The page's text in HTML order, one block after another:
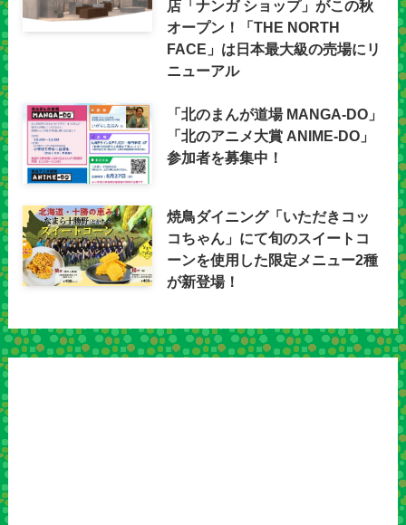
店「ナンガ ショップ」がこの秋
オープン！「THE NORTH
FACE」は日本最大級の売場にリ
ニューアル
「北のまんが道場 MANGA-DO」
「北のアニメ大賞 ANIME-DO」
参加者を募集中！
焼鳥ダイニング「いただきコッ
コちゃん」にて旬のスイートコ
ーンを使用した限定メニュー2種
が新登場！